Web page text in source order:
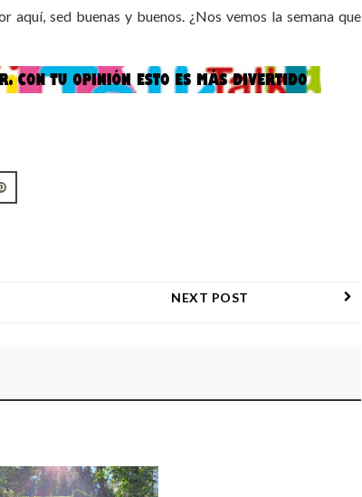
aquí, sed buenas y buenos. ¿Nos vemos la semana que
NEXT POST